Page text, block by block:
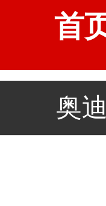
首
奥